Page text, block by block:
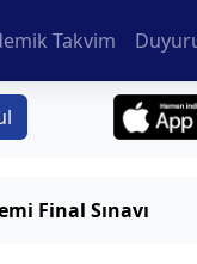
Takvim
Final Sınavı